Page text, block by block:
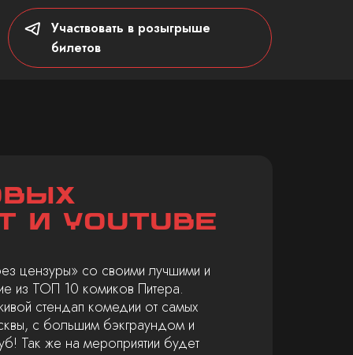
Участвовать в розыгрыше
билетов
и Youtube
цензуры» со своими лучшими и
из ТОП 10 комиков Питера.
стендап комедии от самых
с большим бэкграундом и
Так же на мероприятии будет